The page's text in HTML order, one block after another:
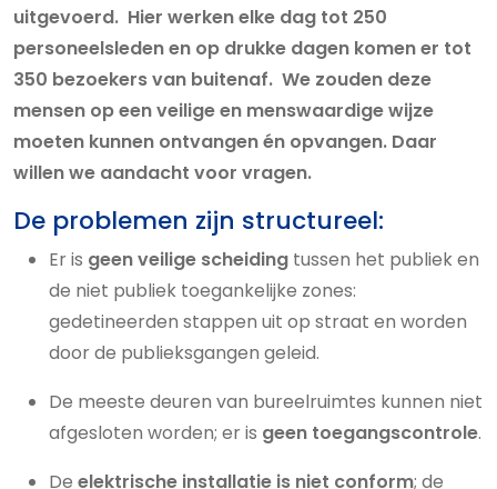
uitgevoerd. Hier werken elke dag tot 250
personeelsleden en op drukke dagen komen er tot
350 bezoekers van buitenaf. We zouden deze
mensen op een veilige en menswaardige wijze
moeten kunnen ontvangen én opvangen. Daar
willen we aandacht voor vragen.
De problemen zijn structureel:
Er is geen veilige scheiding tussen het publiek en
de niet publiek toegankelijke zones:
gedetineerden stappen uit op straat en worden
door de publieksgangen geleid.
De meeste deuren van bureelruimtes kunnen niet
afgesloten worden; er is geen toegangscontrole.
De elektrische installatie is niet conform; de